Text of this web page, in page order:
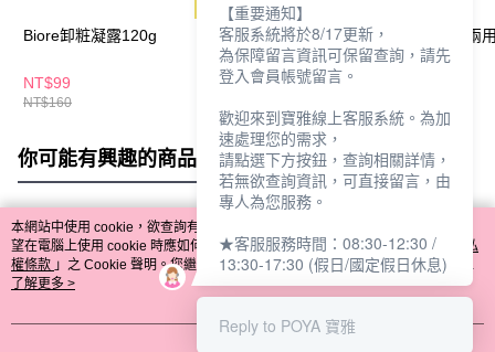
Biore卸粧凝露120g
NT$99
NT$160
Biore瞬浮卸粧噴霧
120ml
NT$269
碧菲絲特洗卸兩
洗面乳120g
你可能有興趣的商品 全站排行
熱門標籤
本網站中使用 cookie，欲查詢有關本網站使用 cookie 方式之詳情，及若您不希
望在電腦上使用 cookie 時應如何變更電腦的 cookie 設定，請參閱本網站「
隱私
權條款 」之 Cookie 聲明。您繼續使用本網站即表示您同意本公司得按本網站使
用條款之 Cookie 聲明使用 cookie。
了解更多 >
【重要通知】
客服系統將於8/17更新，
為保障留言資訊可保留查詢，請先
登入會員帳號留言。
歡迎來到寶雅線上客服系統。為加
速處理您的需求，
請點選下方按鈕，查詢相關詳情，
若無欲查詢資訊，可直接留言，由
專人為您服務。
★客服服務時間：08:30-12:30 /
13:30-17:30 (假日/國定假日休息)
Reply to POYA 寶雅